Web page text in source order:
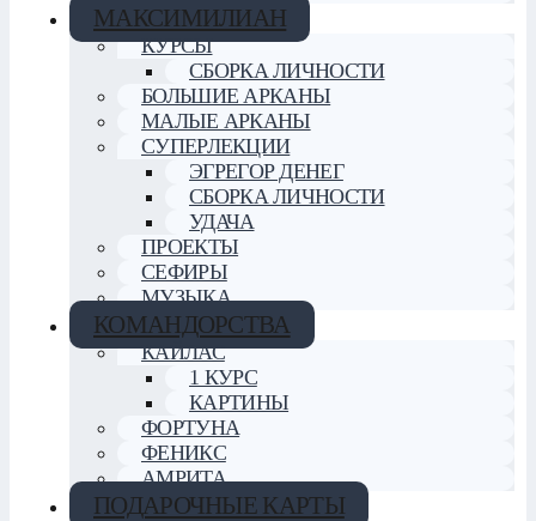
МАКСИМИЛИАН
КУРСЫ
СБОРКА ЛИЧНОСТИ
БОЛЬШИЕ АРКАНЫ
МАЛЫЕ АРКАНЫ
СУПЕРЛЕКЦИИ
ЭГРЕГОР ДЕНЕГ
СБОРКА ЛИЧНОСТИ
УДАЧА
ПРОЕКТЫ
СЕФИРЫ
МУЗЫКА
КОМАНДОРСТВА
КАЙЛАС
1 КУРС
КАРТИНЫ
ФОРТУНА
ФЕНИКС
АМРИТА
ПОДАРОЧНЫЕ КАРТЫ